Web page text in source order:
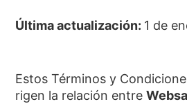
Última actualización: 1 de
Estos Términos y
rigen la relación entre